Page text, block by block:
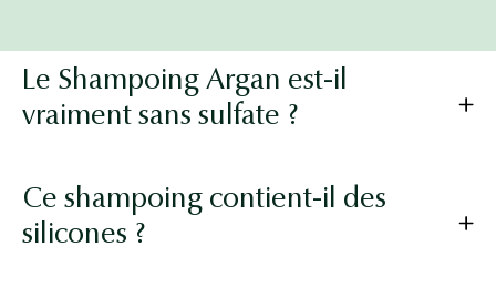
Le Shampoing Argan est-il
vraiment sans sulfate ?
Ce shampoing contient-il des
silicones ?